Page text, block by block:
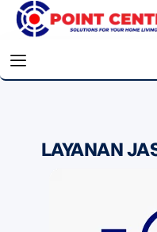
Skip
to
content
LAYANAN